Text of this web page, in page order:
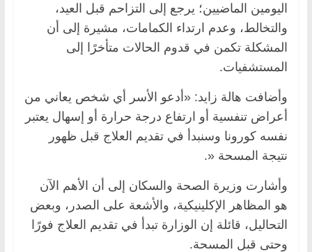
اليومين الماضيين؛ يرجع إلى التزاحم قبل العيد،
والتخالط، وعدم ارتداء الكمامات، مشيرة إلى أن
المشكلة تكمن في قدوم الحالات متأخرًا إلى
المستشفيات.
وأضافت هالة زايد: «أدعو الأسر أي شخص يعاني من
أعراض تنفسية أو ارتفاع درجة حرارة أو إسهال يعتبر
نفسه كورونا وسنبدأ في تقديم العلاج قبل ظهور
نتيجة المسحة «.
وأشارت وزيرة الصحة والسكان إلى أن الأهم الآن
هو المظاهر الإكلينيكية، والأشعة على الصدر، وبعض
التحاليل، قائلة إن الوزارة تبدأ في تقديم العلاج فورًا
وحتى قبل المسحة.